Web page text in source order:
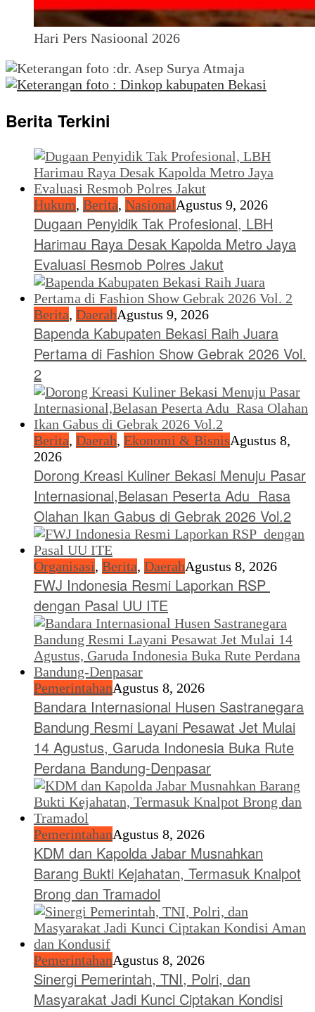
Hari Pers Nasioonal 2026
Berita Terkini
Hukum, Berita, NasionalAgustus 9, 2026
Dugaan Penyidik Tak Profesional, LBH
Harimau Raya Desak Kapolda Metro Jaya
Evaluasi Resmob Polres Jakut
Berita, DaerahAgustus 9, 2026
Bapenda Kabupaten Bekasi Raih Juara
Pertama di Fashion Show Gebrak 2026 Vol.
2
Berita, Daerah, Ekonomi & BisnisAgustus 8,
2026
Dorong Kreasi Kuliner Bekasi Menuju Pasar
Internasional,Belasan Peserta Adu Rasa
Olahan Ikan Gabus di Gebrak 2026 Vol.2
Organisasi, Berita, DaerahAgustus 8, 2026
FWJ Indonesia Resmi Laporkan RSP
dengan Pasal UU ITE
PemerintahanAgustus 8, 2026
Bandara Internasional Husen Sastranegara
Bandung Resmi Layani Pesawat Jet Mulai
14 Agustus, Garuda Indonesia Buka Rute
Perdana Bandung-Denpasar
PemerintahanAgustus 8, 2026
KDM dan Kapolda Jabar Musnahkan
Barang Bukti Kejahatan, Termasuk Knalpot
Brong dan Tramadol
PemerintahanAgustus 8, 2026
Sinergi Pemerintah, TNI, Polri, dan
Masyarakat Jadi Kunci Ciptakan Kondisi